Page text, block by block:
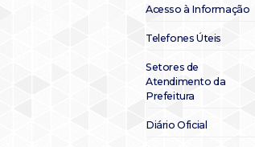
Acesso à Informação
Telefones Úteis
Setores de
Atendimento da
Prefeitura
Diário Oficial